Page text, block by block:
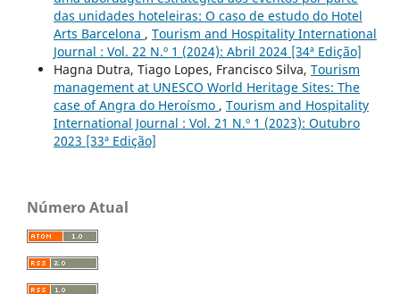
das unidades hoteleiras: O caso de estudo do Hotel
Arts Barcelona , Tourism and Hospitality International
Journal : Vol. 22 N.º 1 (2024): Abril 2024 [34ª Edição]
Hagna Dutra, Tiago Lopes, Francisco Silva, Tourism
management at UNESCO World Heritage Sites: The
case of Angra do Heroísmo , Tourism and Hospitality
International Journal : Vol. 21 N.º 1 (2023): Outubro
2023 [33ª Edição]
Número Atual